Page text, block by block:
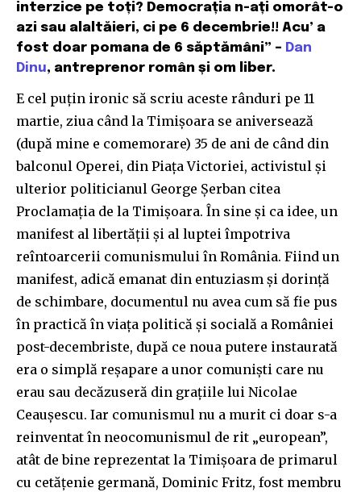
interzice pe toți? Democrația n-ați omorât-o
azi sau alaltăieri, ci pe 6 decembrie!! Acu’ a
fost doar pomana de 6 săptămâni” – Dan
Dinu, antreprenor român și om liber.
E cel puțin ironic să scriu aceste rânduri pe 11
martie, ziua când la Timișoara se aniversează
(după mine e comemorare) 35 de ani de când din
balconul Operei, din Piața Victoriei, activistul și
ulterior politicianul George Șerban citea
Proclamația de la Timișoara. În sine și ca idee, un
manifest al libertății și al luptei împotriva
reîntoarcerii comunismului în România. Fiind un
manifest, adică emanat din entuziasm și dorință
de schimbare, documentul nu avea cum să fie pus
în practică în viața politică și socială a României
post-decembriste, după ce noua putere instaurată
era o simplă reșapare a unor comuniști care nu
erau sau decăzuseră din grațiile lui Nicolae
Ceaușescu. Iar comunismul nu a murit ci doar s-a
reinventat în neocomunismul de rit „european”,
atât de bine reprezentat la Timișoara de primarul
cu cetățenie germană, Dominic Fritz, fost membru